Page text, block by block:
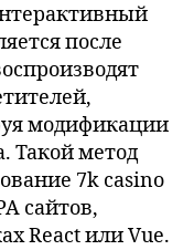
после
модификации
Такой метод
7k casino
сайтов,
React или Vue.